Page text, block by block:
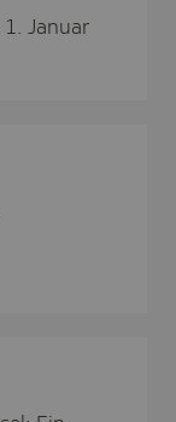
Januar